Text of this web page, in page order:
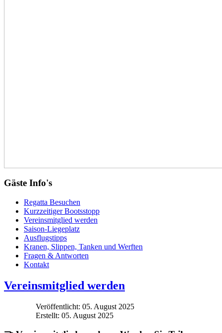
Gäste Info's
Regatta Besuchen
Kurzzeitiger Bootsstopp
Vereinsmitglied werden
Saison-Liegeplatz
Ausflugstipps
Kranen, Slippen, Tanken und Werften
Fragen & Antworten
Kontakt
Vereinsmitglied werden
Veröffentlicht: 05. August 2025
Erstellt: 05. August 2025